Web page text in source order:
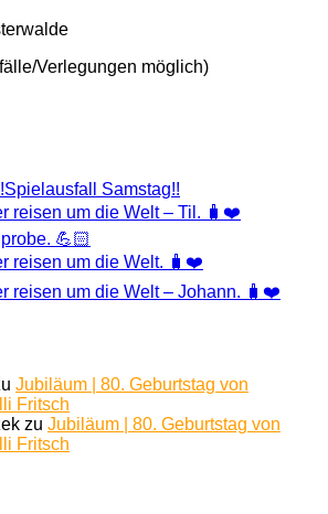
Verlegungen möglich)
Samstag!!
reisen um die Welt – Til. 🧳❤️
💪🏻
reisen um die Welt. 🧳❤️
reisen um die Welt – Johann. 🧳❤️
Jubiläum | 80. Geburtstag von
Fritsch
zu Jubiläum | 80. Geburtstag von
Fritsch